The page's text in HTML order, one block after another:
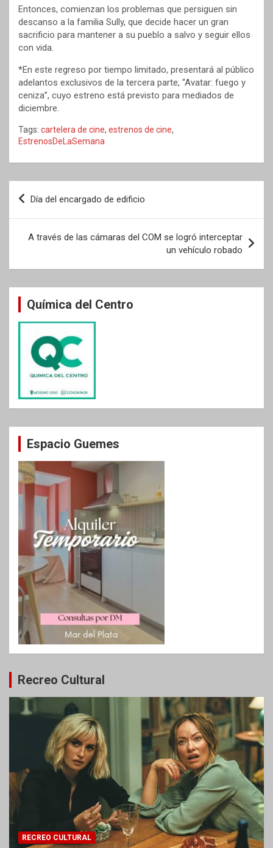
Entonces, comienzan los problemas que persiguen sin
descanso a la familia Sully, que decide hacer un gran
sacrificio para mantener a su pueblo a salvo y seguir ellos
con vida.
*En este regreso por tiempo limitado, presentará al público
adelantos exclusivos de la tercera parte, “Avatar: fuego y
ceniza”, cuyo estreno está previsto para mediados de
diciembre.
Tags: cartelera de cine, estrenos de cine,
EstrenosDeLaSemana
Navegación
entradas
Día del encargado de edificio
A través de las cámaras del COM se logró interceptar
un vehículo robado
Química del Centro
Espacio Guemes
Recreo Cultural
RECREO CULTURAL